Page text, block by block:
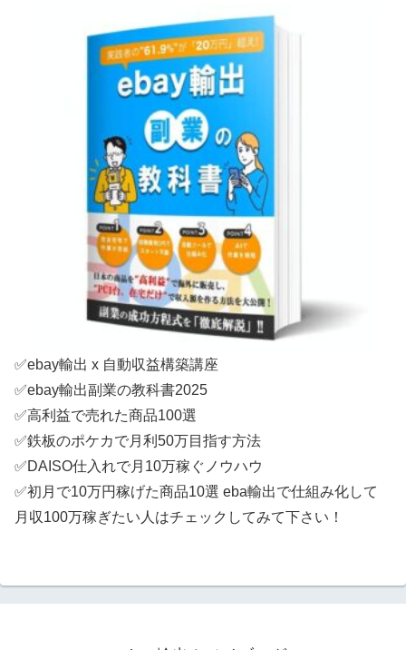
✅ebay輸出 x 自動収益構築講座
✅ebay輸出副業の教科書2025
✅高利益で売れた商品100選
✅鉄板のポケカで月利50万目指す方法
✅DAISO仕入れで月10万稼ぐノウハウ
✅初月で10万円稼げた商品10選 eba輸出で仕組み化して
月収100万稼ぎたい人はチェックしてみて下さい！